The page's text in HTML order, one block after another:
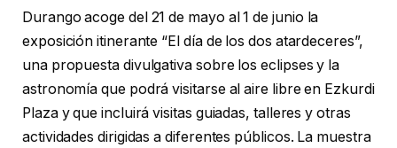
Durango acoge del 21 de mayo al 1 de junio la
exposición itinerante “El día de los dos atardeceres”,
una propuesta divulgativa sobre los eclipses y la
astronomía que podrá visitarse al aire libre en Ezkurdi
Plaza y que incluirá visitas guiadas, talleres y otras
actividades dirigidas a diferentes públicos. La muestra